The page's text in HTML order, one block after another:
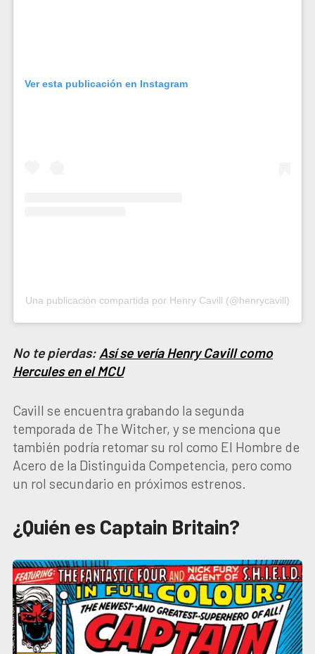
Ver esta publicación en Instagram
Una publicación compartida por Henry Cavill (@henrycavill)
No te pierdas: Así se vería Henry Cavill como
Hercules en el MCU
Cavill se encuentra grabando la segunda
temporada de The Witcher, y se menciona que
también podría retomar su rol como El Hombre de
Acero de la Distinguida Competencia, pero como
un rol secundario en próximos estrenos.
¿Quién es Captain Britain?